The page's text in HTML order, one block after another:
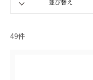
49件